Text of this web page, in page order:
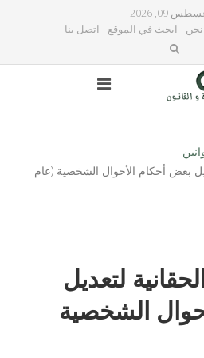
09, 2026
ابحث في الموقع اتصل بنا
بعض أحكام الأحوال الشخصية (عام
لتعديل
الشخصية